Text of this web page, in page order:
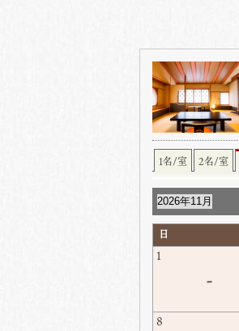
1名/室 2名/室
日
1
-
8